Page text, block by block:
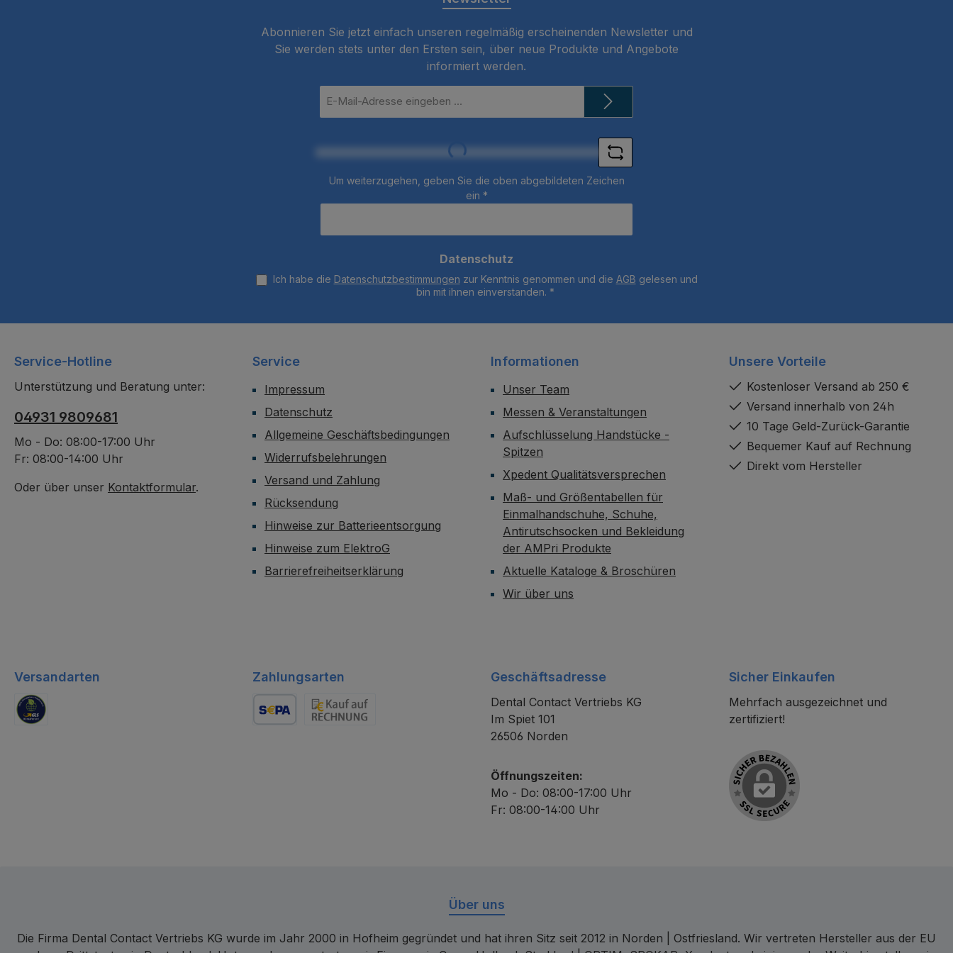
Abonnieren Sie jetzt einfach unseren regelmäßig erscheinenden Newsletter und
Sie werden stets unter den Ersten sein, über neue Produkte und Angebote
informiert werden.
Mail-
Loading...
Um weiterzugehen, geben Sie die oben abgebildeten Zeichen
ein *
Datenschutz
Ich habe die Datenschutzbestimmungen zur Kenntnis genommen und die AGB gelesen und
bin mit ihnen einverstanden. *
Service-Hotline
Unterstützung und Beratung unter:
04931 9809681
Mo - Do: 08:00-17:00 Uhr
Fr: 08:00-14:00 Uhr
Oder über unser Kontaktformular.
Service
Impressum
Datenschutz
Allgemeine Geschäftsbedingungen
Widerrufsbelehrungen
Versand und Zahlung
Rücksendung
Hinweise zur Batterieentsorgung
Hinweise zum ElektroG
Barrierefreiheitserklärung
Informationen
Unser Team
Messen & Veranstaltungen
Aufschlüsselung Handstücke -
Spitzen
Xpedent Qualitätsversprechen
Maß- und Größentabellen für
Einmalhandschuhe, Schuhe,
Antirutschsocken und Bekleidung
der AMPri Produkte
Aktuelle Kataloge & Broschüren
Wir über uns
Unsere Vorteile
Kostenloser Versand ab 250 €
Versand innerhalb von 24h
10 Tage Geld-Zurück-Garantie
Bequemer Kauf auf Rechnung
Direkt vom Hersteller
Versandarten Zahlungsarten Geschäftsadresse
Dental Contact Vertriebs KG
Im Spiet 101
26506 Norden
Öffnungszeiten:
Mo - Do: 08:00-17:00 Uhr
Fr: 08:00-14:00 Uhr
Sicher Einkaufen
Mehrfach ausgezeichnet und
zertifiziert!
Über uns
Die Firma Dental Contact Vertriebs KG wurde im Jahr 2000 in Hofheim gegründet und hat ihren Sitz seit 2012 in Norden | Ostfriesland. Wir vertreten Hersteller aus der EU